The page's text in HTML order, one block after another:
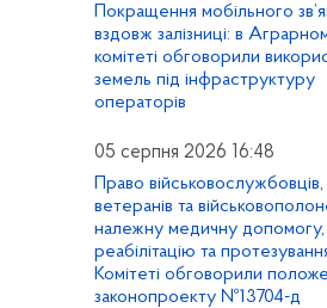
Покращення мобільного
вздовж залізниці: в
комітеті обговорили
земель під інфраструктуру
операторів
05 серпня 2026 16:48
Право військовослужбовців,
ветеранів та
належну медичну допомогу,
реабілітацію та
Комітеті обговорили
законопроекту №13704-д